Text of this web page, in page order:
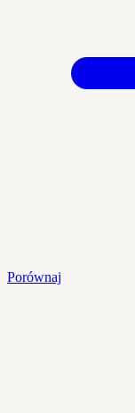
Porównaj